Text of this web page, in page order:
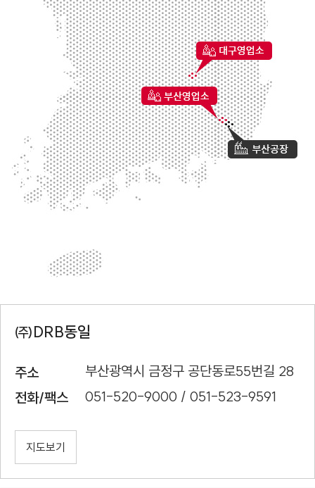
㈜DRB동일
주소
부산광역시 금정구 공단동로55번길 28
전화/팩스
051-520-9000 / 051-523-9591
지도보기